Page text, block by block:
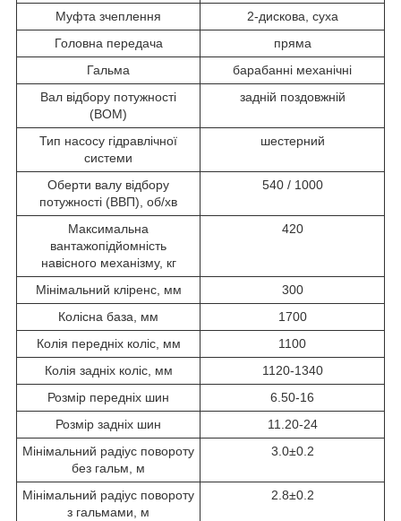
Муфта зчеплення
2-дискова, суха
Головна передача
пряма
Гальма
барабанні механічні
Вал відбору потужності
(ВОМ)
задній поздовжній
Тип насосу гідравлічної
системи
шестерний
Оберти валу відбору
потужності (ВВП), об/хв
540 / 1000
Максимальна
вантажопідйомність
навісного механізму, кг
420
Мінімальний кліренс, мм
300
Колісна база, мм
1700
Колія передніх коліс, мм
1100
Колія задніх коліс, мм
1120-1340
Розмір передніх шин
6.50-16
Розмір задніх шин
11.20-24
Мінімальний радіус повороту
без гальм, м
3.0±0.2
Мінімальний радіус повороту
з гальмами, м
2.8±0.2